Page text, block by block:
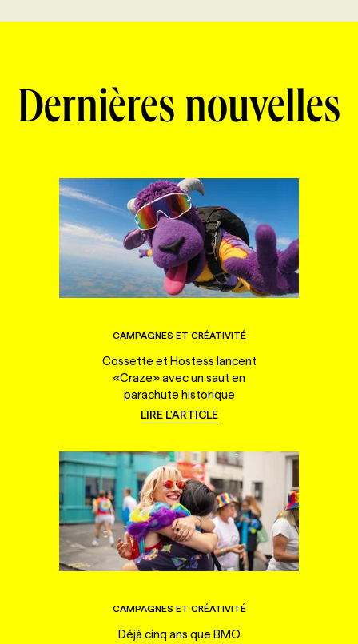
Dernières nouvelles
CAMPAGNES ET CRÉATIVITÉ
Cossette et Hostess lancent
«Craze» avec un saut en
parachute historique
LIRE L'ARTICLE
CAMPAGNES ET CRÉATIVITÉ
Déjà cinq ans que BMO